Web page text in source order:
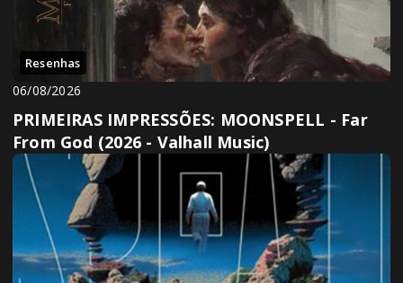
Resenhas
06/08/2026
PRIMEIRAS IMPRESSÕES: MOONSPELL - Far
From God (2026 - Valhall Music)